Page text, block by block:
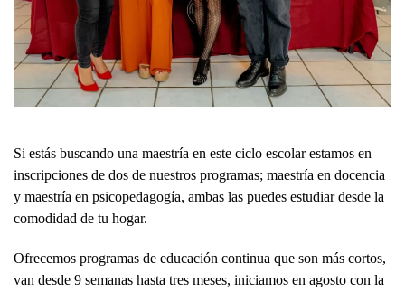
Si estás buscando una maestría en este ciclo escolar estamos en
inscripciones de dos de nuestros programas; maestría en docencia
y maestría en psicopedagogía, ambas las puedes estudiar desde la
comodidad de tu hogar.
Ofrecemos programas de educación continua que son más cortos,
van desde 9 semanas hasta tres meses, iniciamos en agosto con la